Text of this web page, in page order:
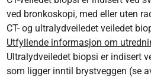
ved bronkoskopi, med eller uten
CT- og ultralydveiledet veiledet
Utfyllende informasjon om
Ultralydveiledet biopsi er indisert
som ligger inntil brystveggen (se